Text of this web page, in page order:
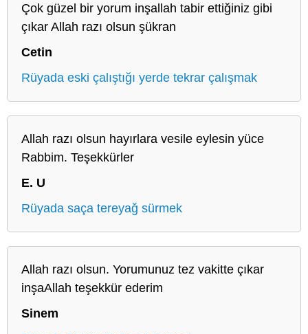
Çok güzel bir yorum inşallah tabir ettiğiniz gibi
çıkar Allah razı olsun şükran
Cetin
Rüyada eski çalıştığı yerde tekrar çalışmak
Allah razı olsun hayırlara vesile eylesin yüce
Rabbim. Teşekkürler
E. U
Rüyada saça tereyağ sürmek
Allah razı olsun. Yorumunuz tez vakitte çıkar
inşaAllah teşekkür ederim
Sinem